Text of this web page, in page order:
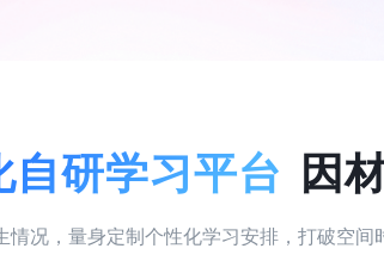
自研学习平台 因
情况，量身定制个性化学习安排，打破空间